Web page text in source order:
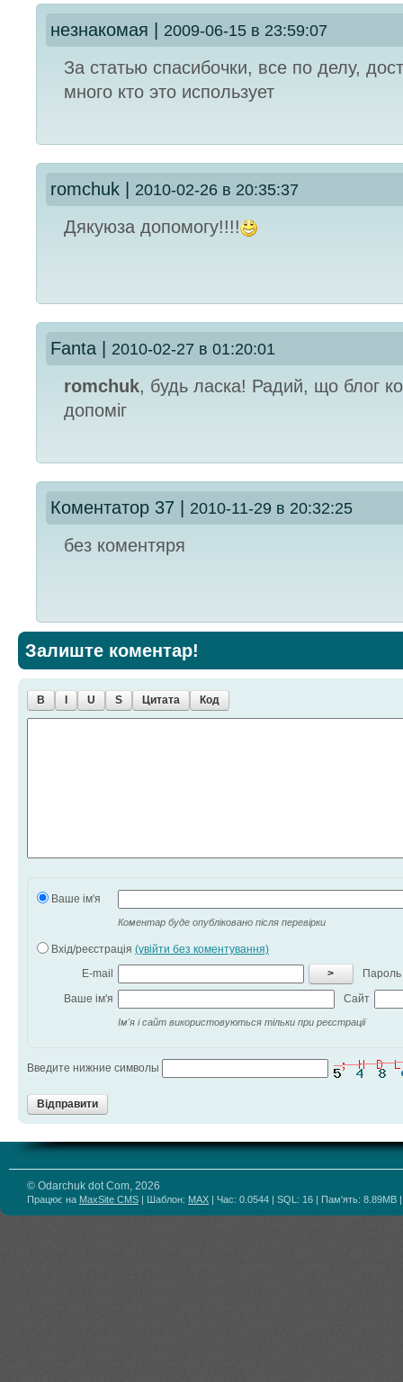
нeзнaкoмaя 2009-06-15 в 23:59:07
За статью спасибочки, все по делу,
много кто это использует
romchuk 2010-02-26 в 20:35:37
Дякуюза допомогу!!!!
Fanta 2010-02-27 в 01:20:01
romchuk, будь ласка! Радий, що блог
допоміг
Коментатор 37 2010-11-29 в 20:32:25
без коментяря
Залиште коментар!
B U S Цитата Код
Ваше ім'я
Коментар буде опубліковано після перевірки
Вхід/реєстрація (увійти без коментування)
E-mail
>
Пароль
Ваше ім'я
Сайт
Ім'я і сайт використовуються тільки при реєстрації
Введите нижние символы
Відправити
© Odarchuk dot Com, 2026
Працює на MaxSite CMS | Шаблон: MAX | Час: 0.0544 | SQL: 16 | Пам'ять: 8.89MB